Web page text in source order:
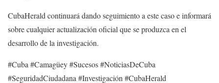
CubaHerald continuará dando seguimiento a este caso e informará
sobre cualquier actualización oficial que se produzca en el
desarrollo de la investigación.
#Cuba #Camagüey #Sucesos #NoticiasDeCuba
#SeguridadCiudadana #Investigación #CubaHerald